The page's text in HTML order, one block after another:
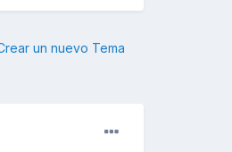
un nuevo Tema